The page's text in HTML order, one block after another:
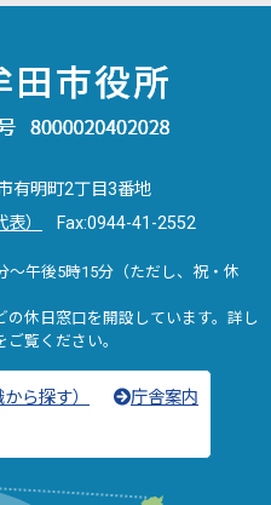
有明町2丁目3番地
） Fax:0944-41-2552
～午後5時15分（ただし、祝・休
休日窓口を開設しています。詳し
ご覧ください。
ら探す）
庁舎案内